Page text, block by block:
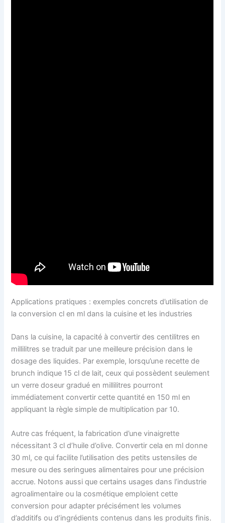
Applications pratiques : exemples concrets d’utilisation de
la conversion cl en ml dans la cuisine et les industries
Dans la cuisine, la capacité à convertir des centilitres en
millilitres se traduit par une meilleure précision dans le
dosage des liquides. Par exemple, lorsqu’une recette de
brunch indique 15 cl de lait, ceux qui possèdent seulement
un verre doseur gradué en millilitres pourront
immédiatement convertir cette quantité en 150 ml en
appliquant la règle simple de multiplication par 10.
Autre cas fréquent, la fabrication d’une vinaigrette
nécessitant 3 cl d’huile d’olive. Convertir cela en ml donne
30 ml, ce qui facilite l’utilisation des petits ustensiles de
mesure ou des seringues alimentaires pour une précision
accrue. Notons aussi que certains usages dans l’industrie
agroalimentaire ou la cosmétique emploient cette
conversion pour adapter précisément les volumes
d’additifs ou d’ingrédients contenus dans les produits finis.